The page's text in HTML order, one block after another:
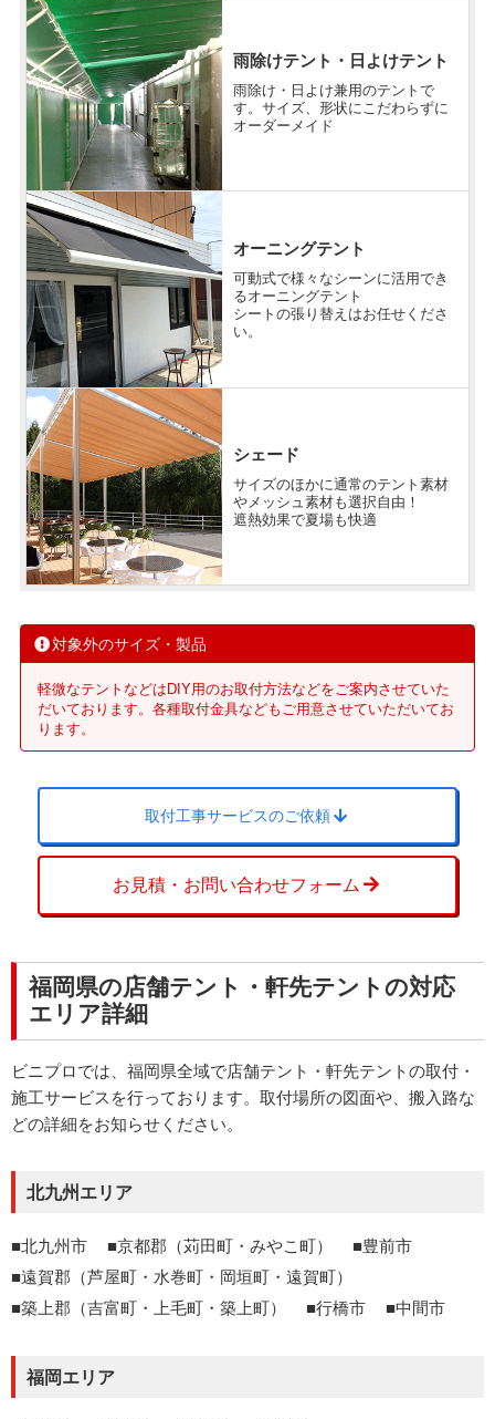
雨除けテント・日よけテント
雨除け・日よけ兼用のテントで
す。サイズ、形状にこだわらずに
オーダーメイド
オーニングテント
可動式で様々なシーンに活用でき
るオーニングテント
シートの張り替えはお任せくださ
い。
シェード
サイズのほかに通常のテント素材
やメッシュ素材も選択自由！
遮熱効果で夏場も快適
対象外のサイズ・製品
軽微なテントなどはDIY用のお取付方法などをご案内させていた
だいております。各種取付金具などもご用意させていただいてお
ります。
取付工事サービスのご依頼
お見積・お問い合わせフォーム
福岡県の店舗テント・軒先テントの対応
エリア詳細
ビニプロでは、福岡県全域で店舗テント・軒先テントの取付・
施工サービスを行っております。取付場所の図面や、搬入路な
どの詳細をお知らせください。
北九州エリア
北九州市 京都郡（苅田町・みやこ町）
豊前市
遠賀郡（芦屋町・水巻町・岡垣町・遠賀町）
築上郡（吉富町・上毛町・築上町）
行橋市 中間市
福岡エリア